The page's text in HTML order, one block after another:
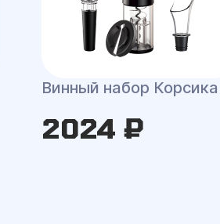
Винный набор Корсика
2024 ₽